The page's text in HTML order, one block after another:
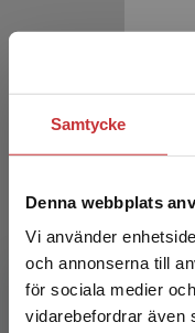
Samtycke
Denna webbplats
Vi använder
och annonserna till
för sociala medier
vidarebefordrar även